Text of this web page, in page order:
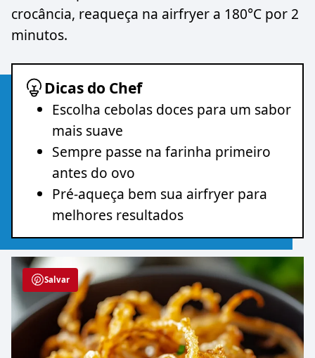
crocância, reaqueça na airfryer a 180°C por 2
minutos.
Dicas do Chef
Escolha cebolas doces para um sabor
mais suave
Sempre passe na farinha primeiro
antes do ovo
Pré-aqueça bem sua airfryer para
melhores resultados
Salvar